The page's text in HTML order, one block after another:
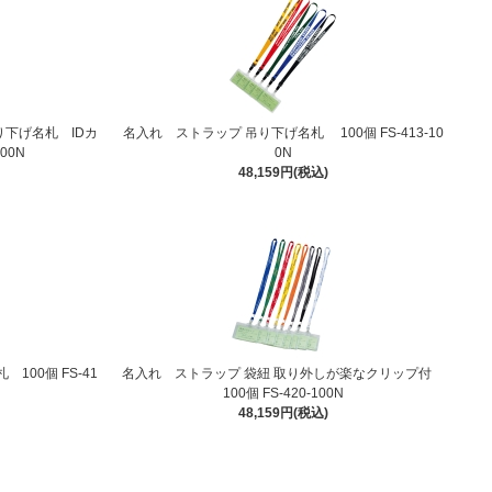
下げ名札 IDカ
名入れ ストラップ 吊り下げ名札 100個 FS-413-10
0N
48,159円(税込)
100個 FS-41
名入れ ストラップ 袋紐 取り外しが楽なクリップ付
100個 FS-420-100N
48,159円(税込)